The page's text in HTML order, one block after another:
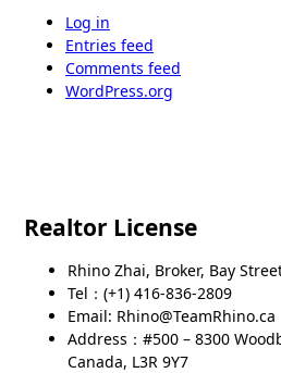
Log in
Entries feed
Comments feed
WordPress.org
Realtor License
Rhino Zhai, Broker, Bay
Tel：(+1) 416-836-2809
Email: Rhino@TeamRhino.ca
Address：#500 – 8300
Canada, L3R 9Y7